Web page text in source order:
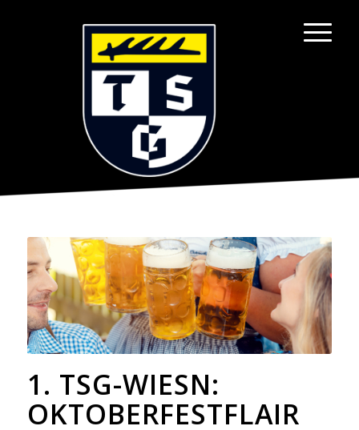
1. TSG-WIESN:
OKTOBERFESTFLAIR